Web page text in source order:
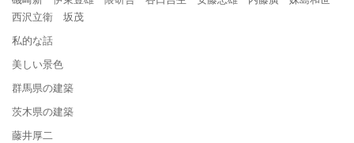
西沢立衛 坂茂
私的な話
美しい景色
群馬県の建築
茨木県の建築
藤井厚二